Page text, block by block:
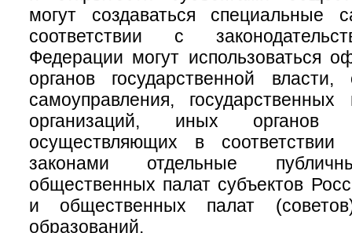
могут создаваться
соответствии с
Федерации могут использоваться
органов государственной власти,
самоуправления,
организаций, иных органов
осуществляющих в
законами отдельные
общественных палат субъектов
и общественных палат
образований.